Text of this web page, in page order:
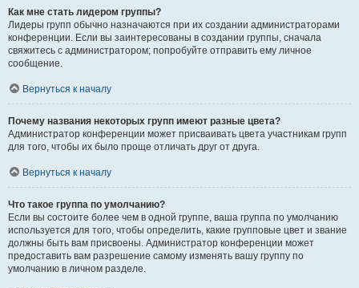
Как мне стать лидером группы?
Лидеры групп обычно назначаются при их создании администраторами
конференции. Если вы заинтересованы в создании группы, сначала
свяжитесь с администратором; попробуйте отправить ему личное
сообщение.
Вернуться к началу
Почему названия некоторых групп имеют разные цвета?
Администратор конференции может присваивать цвета участникам групп
для того, чтобы их было проще отличать друг от друга.
Вернуться к началу
Что такое группа по умолчанию?
Если вы состоите более чем в одной группе, ваша группа по умолчанию
используется для того, чтобы определить, какие групповые цвет и звание
должны быть вам присвоены. Администратор конференции может
предоставить вам разрешение самому изменять вашу группу по
умолчанию в личном разделе.